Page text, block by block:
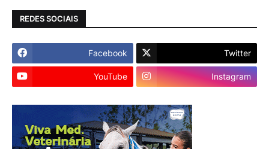
REDES SOCIAIS
Facebook Twitter
YouTube Instagram